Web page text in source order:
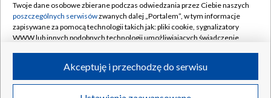
Rada Programowa
System NOS
Informacje o nadawcy
Program dla prasy
Kontakt
Kanały
©2026 Telewizja Polska S.A. w likwidacji
Twoje dane osobowe zbierane podczas odwiedzania przez Ciebie naszych
poszczególnych serwisówzwanych dalej „Portalem”, w tym informacje
zapisywane za pomocą technologii takich jak: pliki cookie, sygnalizatory
WWW lub innych podobnych technologii umożliwiających świadczenie
ruchu w Internecie.
Twoje dane osobowe zbierane podczas odwiedzania przez Ciebie
Akceptuję i przechodzę do serwisu